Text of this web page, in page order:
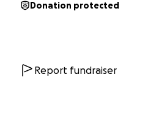
Donation protected
Report fundraiser